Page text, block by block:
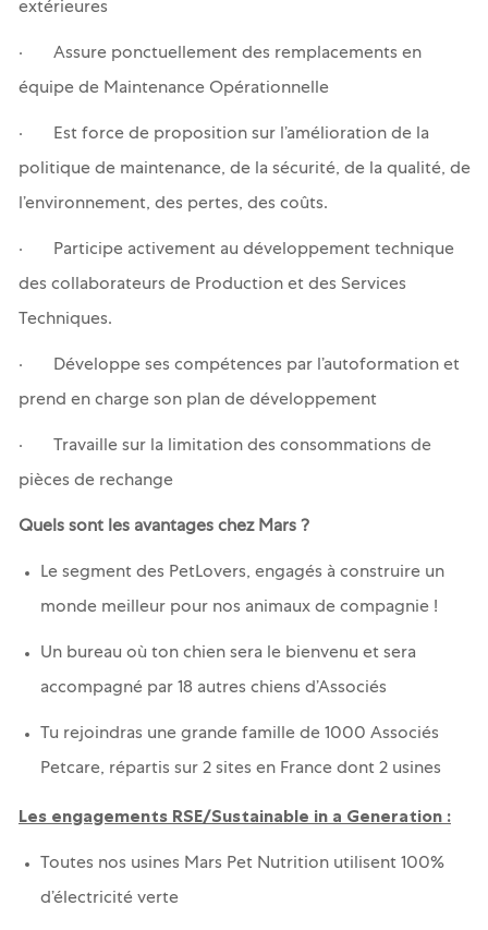
extérieures
· Assure ponctuellement des remplacements en
équipe de Maintenance Opérationnelle
· Est force de proposition sur l’amélioration de la
politique de maintenance, de la sécurité, de la qualité, de
l’environnement, des pertes, des coûts.
· Participe activement au développement technique
des collaborateurs de Production et des Services
Techniques.
· Développe ses compétences par l’autoformation et
prend en charge son plan de développement
· Travaille sur la limitation des consommations de
pièces de rechange
Quels sont les avantages chez Mars ?
Le segment des PetLovers, engagés à construire un
monde meilleur pour nos animaux de compagnie !
Un bureau où ton chien sera le bienvenu et sera
accompagné par 18 autres chiens d’Associés
Tu rejoindras une grande famille de 1000 Associés
Petcare, répartis sur 2 sites en France dont 2 usines
Les engagements RSE/Sustainable in a Generation :
Toutes nos usines Mars Pet Nutrition utilisent 100%
d’électricité verte